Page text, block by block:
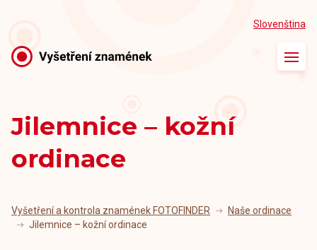
Slovenština
Naše ordinace
Jilemnice – kožní
ordinace
Vyšetření a kontrola znamének FOTOFINDER
Naše ordinace
Jilemnice – kožní ordinace